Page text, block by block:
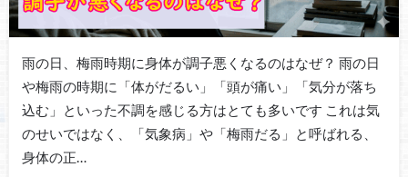
雨の日、梅雨時期に身体が調子悪くなるのはなぜ？ 雨の日
や梅雨の時期に「体がだるい」「頭が痛い」「気分が落ち
込む」といった不調を感じる方はとても多いです これは気
のせいではなく、「気象病」や「梅雨だる」と呼ばれる、
身体の正…